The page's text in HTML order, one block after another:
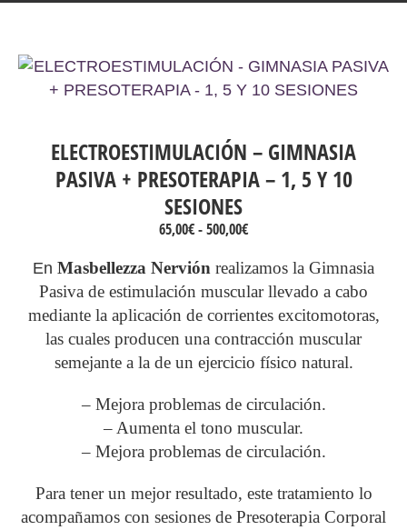
ELECTROESTIMULACIÓN – GIMNASIA
PASIVA + PRESOTERAPIA – 1, 5 Y 10
SESIONES
65,00€-500,00€Rango
precios:
desde
65,00€
hasta
500,00€
En Masbellezza Nervión realizamos la Gimnasia
Pasiva de estimulación muscular llevado a cabo
mediante la aplicación de corrientes excitomotoras,
las cuales producen una contracción muscular
semejante a la de un ejercicio físico natural.
– Mejora problemas de circulación.
– Aumenta el tono muscular.
– Mejora problemas de circulación.
Para tener un mejor resultado, este tratamiento lo
acompañamos con sesiones de Presoterapia Corporal